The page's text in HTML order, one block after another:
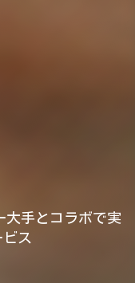
大手とコラボで実
ス